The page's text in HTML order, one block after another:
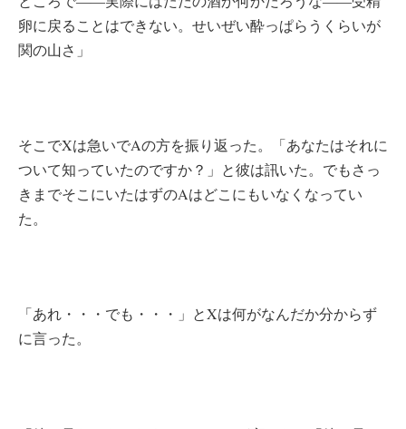
卵に戻ることはできない。せいぜい酔っぱらうくらいが
関の山さ」
そこでXは急いでAの方を振り返った。「あなたはそれに
ついて知っていたのですか？」と彼は訊いた。でもさっ
きまでそこにいたはずのAはどこにもいなくなってい
た。
「あれ・・・でも・・・」とXは何がなんだか分からず
に言った。